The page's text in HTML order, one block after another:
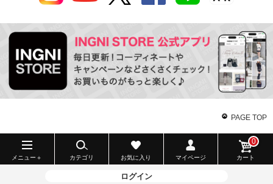
PAGE TOP
メニュー＋ カテゴリ お気に入り マイページ カート
0
ログイン